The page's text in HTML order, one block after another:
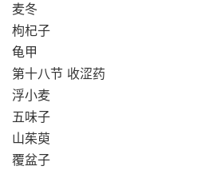
麦冬
枸杞子
龟甲
第十八节 收涩药
浮小麦
五味子
山茱萸
覆盆子